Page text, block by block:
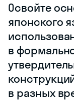
Освойте
японского
в
в разных